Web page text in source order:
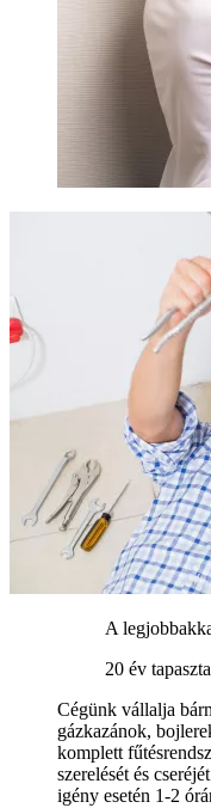
A
20 év
Cégünk vállalja
gázkazánok,
komplett
szerelését és
igény esetén 1-2